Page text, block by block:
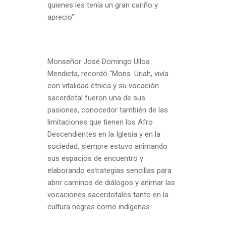
quienes les tenía un gran cariño y
aprecio”.
Monseñor José Domingo Ulloa
Mendieta, recordó “Mons. Uriah, vivía
con vitalidad étnica y su vocación
sacerdotal fueron una de sus
pasiones, conocedor también de las
limitaciones que tienen los Afro
Descendientes en la Iglesia y en la
sociedad, siempre estuvo animando
sus espacios de encuentro y
elaborando estrategias sencillas para
abrir caminos de diálogos y animar las
vocaciones sacerdotales tanto en la
cultura negras como indígenas.